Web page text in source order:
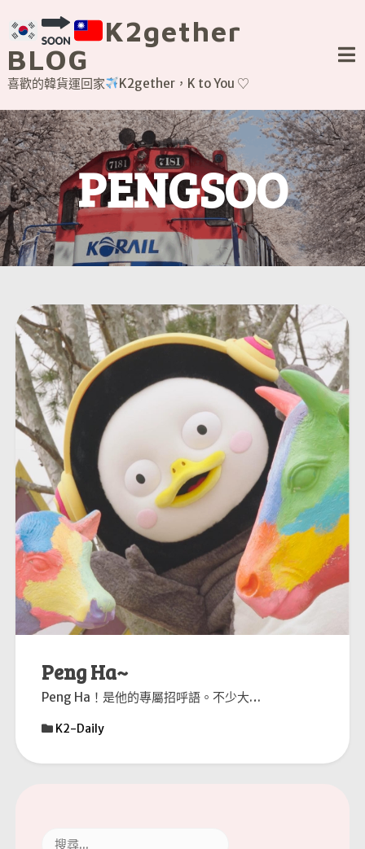
to
content
K2gether
BLOG
喜歡的韓貨運回家 K2gether，K to You ♡
PENGSOO
Peng Ha~
Peng Ha！是他的專屬招呼語。不少大…
K2-Daily